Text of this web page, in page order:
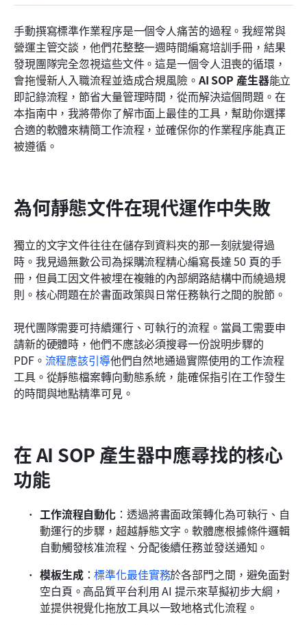
手動撰寫標準作業程序是一個令人痛苦的過程。我經常與
營運主管交談，他們花整整一週時間編寫培訓手冊，結果
發現團隊完全忽視這些文件。這是一個令人沮喪的循環，
會拖慢新人入職流程並造成合規風險。 AI SOP 產生器能立
即記錄流程，節省大量管理時間，從而解決這個問題。在
本指南中，我將帶你了解市面上最佳的工具，幫助你選擇
合適的軟體來精簡工作流程，並確保你的作業程序能真正
被遵循。
為何靜態文件在現代運作中失敗
獨立的文字文件往往在儲存到資料夾的那一刻就變得過
時。我見過無數公司為採購流程精心編寫長達 50 頁的手
冊，但員工因文件被埋在複雜的內部網路結構中而繞過規
則。核心問題在於書面政策與日常任務執行之間的脫節。
現代團隊需要可持續運行、可執行的流程。當員工需要申
請新的硬體時，他們不應該必須搜尋一份說明步驟的
PDF。 流程應該引導他們自然地通過實際使用的工作流程
工具。從靜態檔案轉向動態系統，能確保指引在工作發生
的時間與地點精準可見。
在 AI SOP 產生器中應尋找的核心
功能
工作流程自動化 ：透過將書面政策轉化為可執行、自
動運行的步驟，超越靜態文字。軟體應根據條件邏輯
自動觸發核准流程、分配後續任務並發送通知。
模板生成：標準化最佳實務於各部門之間，避免面對
空白頁。高品質平台利用 AI 提示來草擬初步大綱，
並提供視覺化拖放工具以一致地格式化流程。
頂尖 AI SOP 生成工具評測
如何成功導入新的流程文件工具
結論
常見問題
相關閱讀